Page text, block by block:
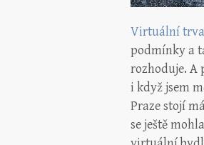
Virtuální
podmínky a
rozhoduje. A
i když jsem
Praze stojí
se ještě